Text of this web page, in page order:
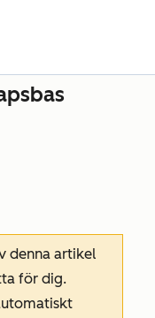
denna artikel
för dig.